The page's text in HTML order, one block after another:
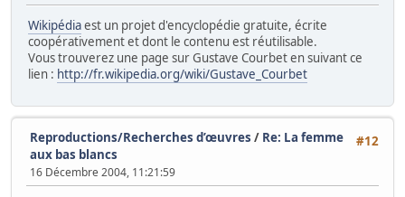
Wikipédiaest un projet d'encyclopédie gratuite, écrite
coopérativement et dont le contenu est réutilisable.
Vous trouverez une page sur Gustave Courbet en suivant ce
lien : http://fr.wikipedia.org/wiki/Gustave_Courbet
#12
Reproductions/Recherches d’œuvres / Re: La femme
aux bas blancs
16 Décembre 2004, 11:21:59